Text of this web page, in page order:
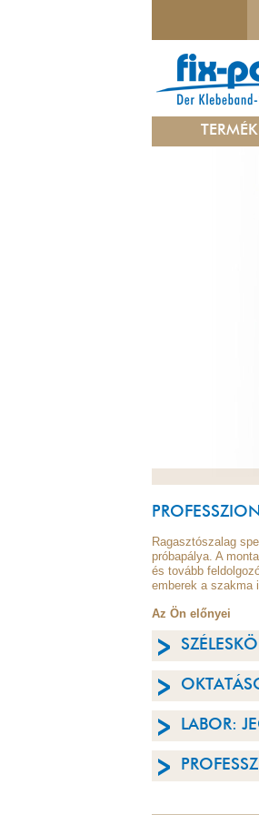
Ragasztószalag
próbapálya. A
és tovább
emberek a szakma
Az Ön előnyei
LABOR: